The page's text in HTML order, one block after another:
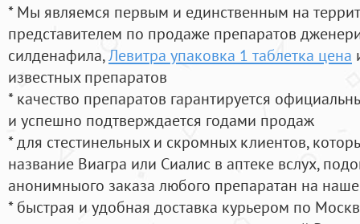
* Мы являемся первым и единственным на
представителем по продаже препаратов
силденафила,Левитра упаковка 1 таблетка цена
известных препаратов
* качество препаратов гарантируется
и успешно подтверждается годами продаж
* для стестинельных и скромных клиентов,
название Виагра или Сиалис в аптеке вслух,
анонимныого заказа любого препаратан на
* быстрая и удобная доставка курьером по